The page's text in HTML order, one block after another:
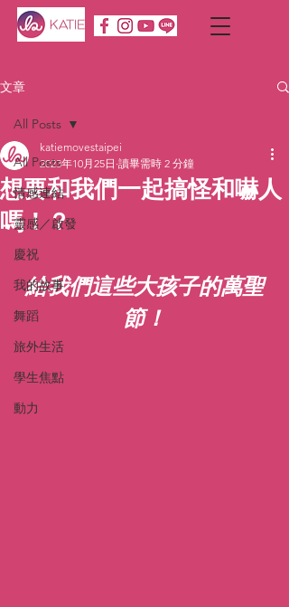
文章
All Posts
情感連結
靈感／啟發
慶祝
我的故事
舞蹈
旅外生活
學生焦點
動力
All Posts
想要和我們一起搞怪和嚇人
嗎！？
katiemovestaipei
2023年10月25日 讀畢需時 2 分鐘
給我們這些大孩子的萬聖
節！